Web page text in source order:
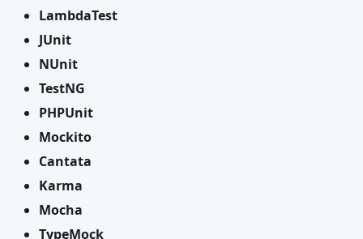
LambdaTest
JUnit
NUnit
TestNG
PHPUnit
Mockito
Cantata
Karma
Mocha
TypeMock